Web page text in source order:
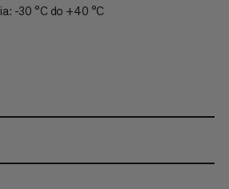
-30 °C do +40 °C